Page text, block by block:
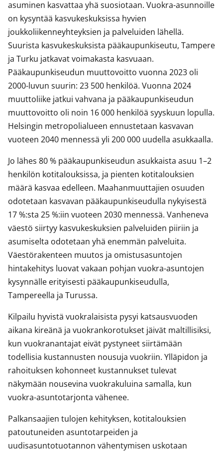
asuminen kasvattaa yhä suosiotaan. Vuokra-asunnoille
on kysyntää kasvukeskuksissa hyvien
joukkoliikenneyhteyksien ja palveluiden lähellä.
Suurista kasvukeskuksista pääkaupunkiseutu, Tampere
ja Turku jatkavat voimakasta kasvuaan.
Pääkaupunkiseudun muuttovoitto vuonna 2023 oli
2000-luvun suurin: 23 500 henkilöä. Vuonna 2024
muuttoliike jatkui vahvana ja pääkaupunkiseudun
muuttovoitto oli noin 16 000 henkilöä syyskuun lopulla.
Helsingin metropolialueen ennustetaan kasvavan
vuoteen 2040 mennessä yli 200 000 uudella asukkaalla.
Jo lähes 80 % pääkaupunkiseudun asukkaista asuu 1–2
henkilön kotitalouksissa, ja pienten kotitalouksien
määrä kasvaa edelleen. Maahanmuuttajien osuuden
odotetaan kasvavan pääkaupunkiseudulla nykyisestä
17 %:sta 25 %:iin vuoteen 2030 mennessä. Vanheneva
väestö siirtyy kasvukeskuksien palveluiden piiriin ja
asumiselta odotetaan yhä enemmän palveluita.
Väestörakenteen muutos ja omistusasuntojen
hintakehitys luovat vakaan pohjan vuokra-asuntojen
kysynnälle erityisesti pääkaupunkiseudulla,
Tampereella ja Turussa.
Kilpailu hyvistä vuokralaisista pysyi katsausvuoden
aikana kireänä ja vuokrankorotukset jäivät maltillisiksi,
kun vuokranantajat eivät pystyneet siirtämään
todellisia kustannusten nousuja vuokriin. Ylläpidon ja
rahoituksen kohonneet kustannukset tulevat
näkymään nousevina vuokrakuluina samalla, kun
vuokra-asuntotarjonta vähenee.
Palkansaajien tulojen kehityksen, kotitalouksien
patoutuneiden asuntotarpeiden ja
uudisasuntotuotannon vähentymisen uskotaan